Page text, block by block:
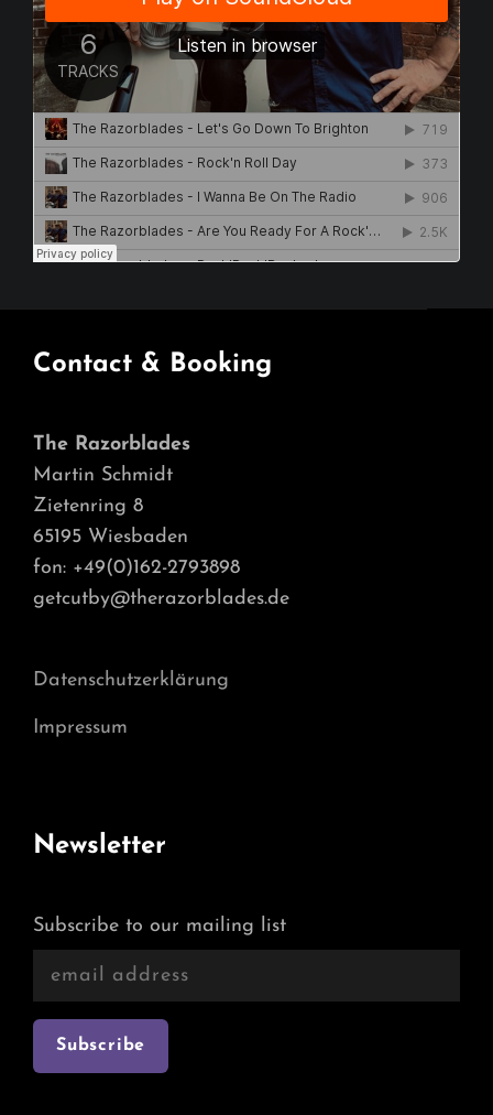
Contact & Booking
The Razorblades
Martin Schmidt
Zietenring 8
65195 Wiesbaden
fon: +49(0)162-2793898
getcutby@therazorblades.de
Datenschutzerklärung
Impressum
Newsletter
Subscribe to our mailing list